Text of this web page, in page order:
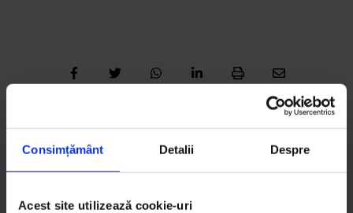
Consimțământ Detalii Despre
Acest site utilizează cookie-uri